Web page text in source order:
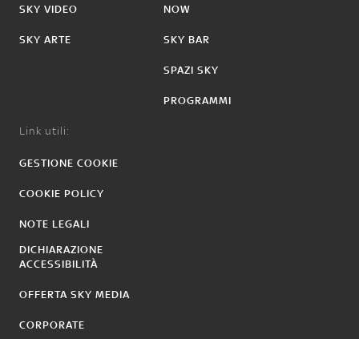
SKY VIDEO
SKY ARTE
NOW
SKY BAR
SPAZI SKY
PROGRAMMI
Link utili:
GESTIONE COOKIE
COOKIE POLICY
NOTE LEGALI
DICHIARAZIONE
ACCESSIBILITÀ
OFFERTA SKY MEDIA
CORPORATE